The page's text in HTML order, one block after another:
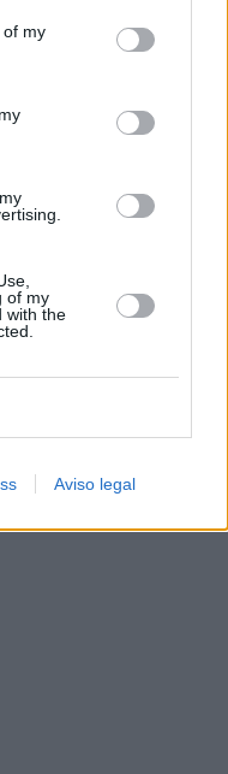
el derecho de
se aplicarán
en este sitio web o
of my
of my
with the
Aviso legal